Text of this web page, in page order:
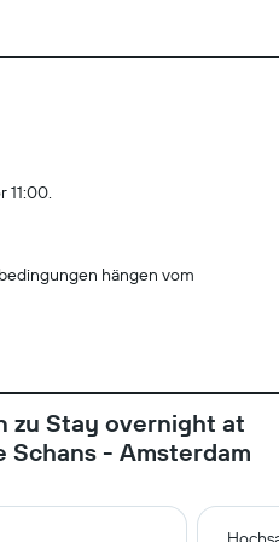
11:00.
hängen vom
zu Stay overnight at
Schans - Amsterdam